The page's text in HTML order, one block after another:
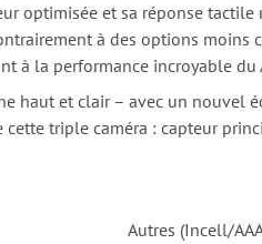
optimisée et sa réponse tactile
à des options moins
à la performance incroyable du
haut et clair – avec un nouvel
triple caméra : capteur
Autres (Incell/